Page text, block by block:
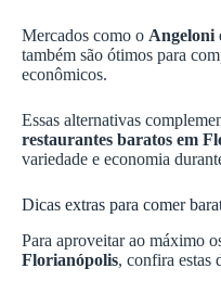
Mercados como o Angeloni
também são ótimos para
econômicos.
Essas alternativas
restaurantes baratos em
variedade e economia
Dicas extras para comer
Para aproveitar ao máximo
Florianópolis, confira estas